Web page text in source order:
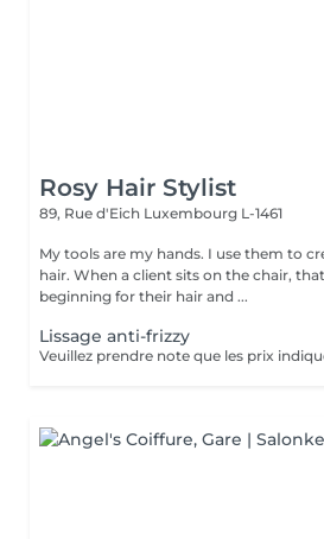
Rosy Hair Stylist
89, Rue d'Eich Luxembourg L-1461
My tools are my hands. I use them to
hair. When a client sits on the chair,
beginning for their hair and ...
Lissage anti-frizzy